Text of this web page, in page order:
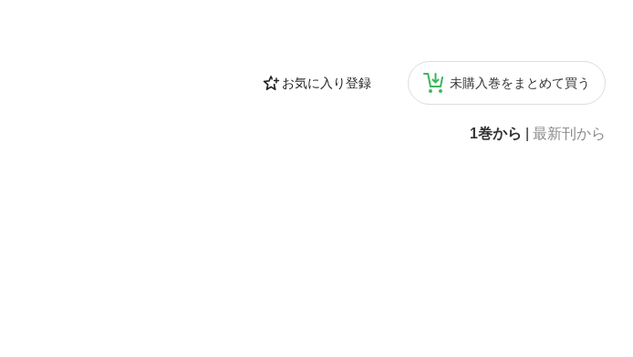
お気に入り登録 未購入巻をまとめて買う
1巻から 最新刊から